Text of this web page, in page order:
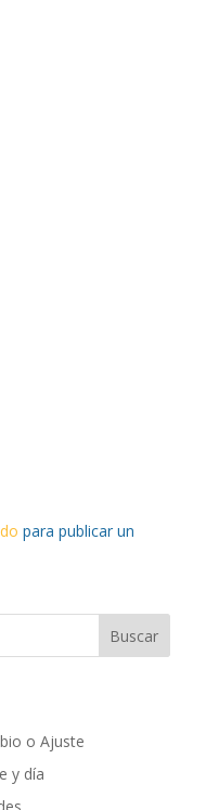
para publicar un
Buscar
o Ajuste
y día